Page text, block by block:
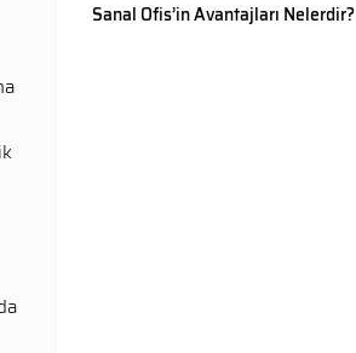
Sanal Ofis’in Avantajları Nelerdir?